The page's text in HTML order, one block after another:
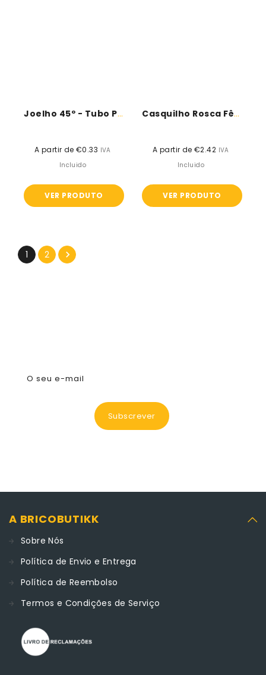
Joelho 45º - Tubo PPR
Preço
normal
A partir de €0.33 IVA
Incluido
VER PRODUTO
Casquilho Rosca Fêmea - Tubo PPR
Preço
normal
A partir de €2.42 IVA
Incluido
VER PRODUTO
1 2
O seu e-mail
Subscrever
A BRICOBUTIKK
Sobre Nós
Política de Envio e Entrega
Política de Reembolso
Termos e Condições de Serviço